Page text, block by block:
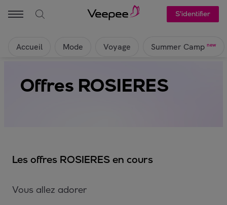
S'identifier
Accueil Mode Voyage Summer Camp new
Offres ROSIERES
Les offres ROSIERES en cours
Vous allez adorer